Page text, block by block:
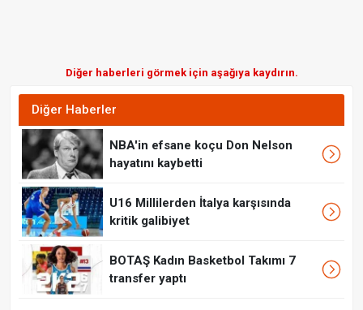
Diğer haberleri görmek için aşağıya kaydırın.
Diğer Haberler
NBA'in efsane koçu Don Nelson
hayatını kaybetti
U16 Millilerden İtalya karşısında
kritik galibiyet
BOTAŞ Kadın Basketbol Takımı 7
transfer yaptı